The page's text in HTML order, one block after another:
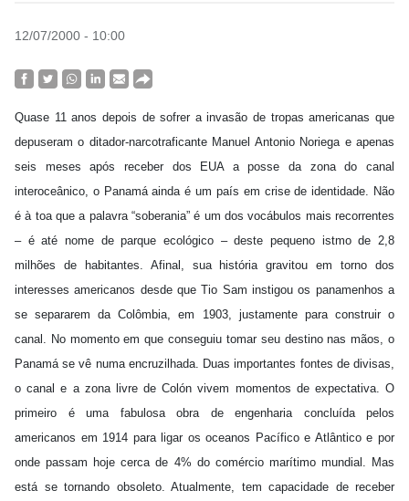
12/07/2000 - 10:00
Quase 11 anos depois de sofrer a invasão de tropas americanas que
depuseram o ditador-narcotraficante Manuel Antonio Noriega e apenas
seis meses após receber dos EUA a posse da zona do canal
interoceânico, o Panamá ainda é um país em crise de identidade. Não
é à toa que a palavra “soberania” é um dos vocábulos mais recorrentes
– é até nome de parque ecológico – deste pequeno istmo de 2,8
milhões de habitantes. Afinal, sua história gravitou em torno dos
interesses americanos desde que Tio Sam instigou os panamenhos a
se separarem da Colômbia, em 1903, justamente para construir o
canal. No momento em que conseguiu tomar seu destino nas mãos, o
Panamá se vê numa encruzilhada. Duas importantes fontes de divisas,
o canal e a zona livre de Colón vivem momentos de expectativa. O
primeiro é uma fabulosa obra de engenharia concluída pelos
americanos em 1914 para ligar os oceanos Pacífico e Atlântico e por
onde passam hoje cerca de 4% do comércio marítimo mundial. Mas
está se tornando obsoleto. Atualmente, tem capacidade de receber